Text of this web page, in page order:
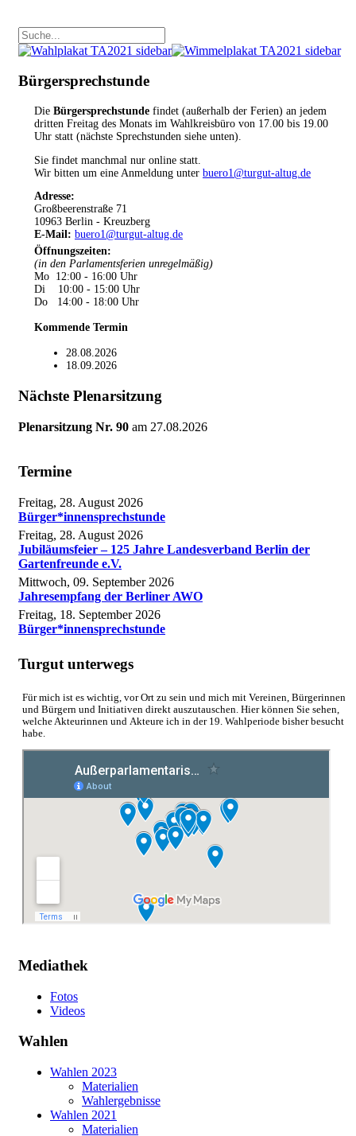
Bürgersprechstunde
Die Bürgersprechstunde findet (außerhalb der Ferien) an jedem
dritten Freitag des Monats im Wahlkreisbüro von 17.00 bis 19.00
Uhr statt (nächste Sprechstunden siehe unten).
Sie findet manchmal nur online statt.
Wir bitten um eine Anmeldung unter buero1@turgut-altug.de
Adresse:
Großbeerenstraße 71
10963 Berlin - Kreuzberg
E-Mail: buero1@turgut-altug.de
Öffnungszeiten:
(in den Parlamentsferien unregelmäßig)
Mo 12:00 - 16:00 Uhr
Di 10:00 - 15:00 Uhr
Do 14:00 - 18:00 Uhr
Kommende Termin
28.08.2026
18.09.2026
Nächste Plenarsitzung
Plenarsitzung Nr. 90 am 27.08.2026
Termine
Freitag, 28. August 2026
Bürger*innensprechstunde
Freitag, 28. August 2026
Jubiläumsfeier – 125 Jahre Landesverband Berlin der
Gartenfreunde e.V.
Mittwoch, 09. September 2026
Jahresempfang der Berliner AWO
Freitag, 18. September 2026
Bürger*innensprechstunde
Turgut unterwegs
Für mich ist es wichtig, vor Ort zu sein und mich mit Vereinen, Bürgerinnen
und Bürgern und Initiativen direkt auszutauschen. Hier können Sie sehen,
welche Akteurinnen und Akteure ich in der 19. Wahlperiode bisher besucht
habe.
Mediathek
Fotos
Videos
Wahlen
Wahlen 2023
Materialien
Wahlergebnisse
Wahlen 2021
Materialien